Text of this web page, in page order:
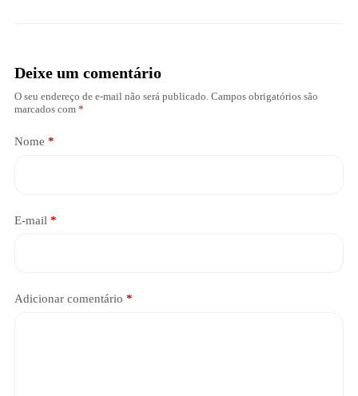
Deixe um comentário
O seu endereço de e-mail não será publicado. Campos obrigatórios são
marcados com *
Nome *
E-mail *
Adicionar comentário *